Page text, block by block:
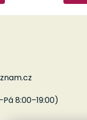
8:00–19:00)